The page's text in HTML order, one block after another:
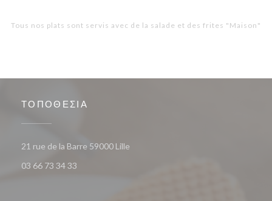
Tous nos plats sont servis avec de la salade et des frites "Maison"
ΤΟΠΟΘΕΣΊΑ
21 rue de la Barre 59000 Lille
03 66 73 34 33